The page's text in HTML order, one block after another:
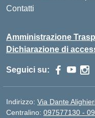
Contatti
Amministrazione
Dichiarazione di
Seguici su:
Indirizzo: Via Dante
Centralino: 097577130 -